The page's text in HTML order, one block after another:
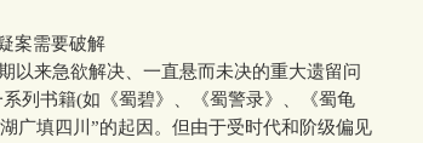
案需要破解
来急欲解决、一直悬而未决的重大遗留问
列书籍(如《蜀碧》、《蜀警录》、《蜀龟
广填四川”的起因。但由于受时代和阶级偏见